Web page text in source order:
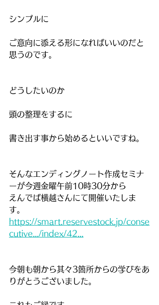
シンプルに
ご意向に添える形になればいいのだと
思うのです。
どうしたいのか
頭の整理をするに
書き出す事から始めるといいですね。
そんなエンディングノート作成セミナ
ーが今週金曜午前10時30分から
えんでば横越さんにて開催いたしま
す。
https://smart.reservestock.jp/conse
cutive.../index/42...
今朝も朝から其々3箇所からの学びをあ
りがとうございました。